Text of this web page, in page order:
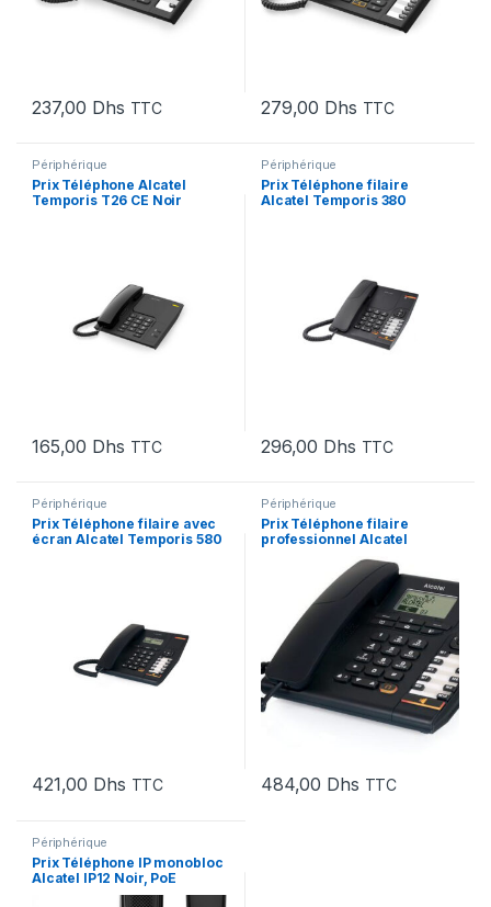
237,00 Dhs TTC 279,00 Dhs TTC
Périphérique
Prix Téléphone Alcatel
Temporis T26 CE Noir
165,00 Dhs TTC
Périphérique
Prix Téléphone filaire
Alcatel Temporis 380
296,00 Dhs TTC
Périphérique
Prix Téléphone filaire avec
écran Alcatel Temporis 580
421,00 Dhs TTC
Périphérique
Prix Téléphone filaire
professionnel Alcatel
– 484.00 – 484.00
484,00 Dhs TTC
Périphérique
Prix Téléphone IP monobloc
Alcatel IP12 Noir, PoE
(ATL1425345) – 873.00 –